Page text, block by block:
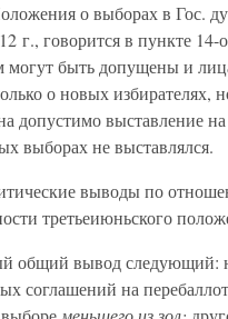
о выборах в Гос.
г., говорится в пункте 14-
быть допущены и
о новых избирателях,
допустимо выставление
выборах не выставлялся.
выводы по
третьеиюньского
общий вывод следующий:
соглашений на